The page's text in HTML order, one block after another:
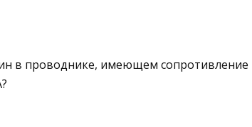
в про­воднике, имеющем сопротивление